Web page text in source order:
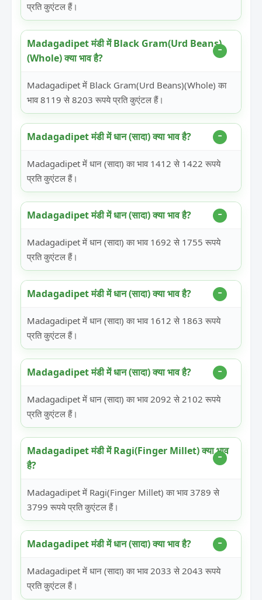
प्रति कुएंटल हैं।
Madagadipet मंडी में Black Gram(Urd Beans)
(Whole) क्या भाव है?
Madagadipet में Black Gram(Urd Beans)(Whole) का
भाव 8119 से 8203 रूपये प्रति कुएंटल हैं।
Madagadipet मंडी में धान (सादा) क्या भाव है?
Madagadipet में धान (सादा) का भाव 1412 से 1422 रूपये
प्रति कुएंटल हैं।
Madagadipet मंडी में धान (सादा) क्या भाव है?
Madagadipet में धान (सादा) का भाव 1692 से 1755 रूपये
प्रति कुएंटल हैं।
Madagadipet मंडी में धान (सादा) क्या भाव है?
Madagadipet में धान (सादा) का भाव 1612 से 1863 रूपये
प्रति कुएंटल हैं।
Madagadipet मंडी में धान (सादा) क्या भाव है?
Madagadipet में धान (सादा) का भाव 2092 से 2102 रूपये
प्रति कुएंटल हैं।
Madagadipet मंडी में Ragi(Finger Millet) क्या भाव
है?
Madagadipet में Ragi(Finger Millet) का भाव 3789 से
3799 रूपये प्रति कुएंटल हैं।
Madagadipet मंडी में धान (सादा) क्या भाव है?
Madagadipet में धान (सादा) का भाव 2033 से 2043 रूपये
प्रति कुएंटल हैं।